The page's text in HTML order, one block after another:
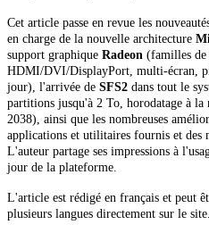
Cet article passe en revue les
en charge de la nouvelle architecture
support graphique Radeon (familles de
HDMI/DVI/DisplayPort, multi-écran,
jour), l'arrivée de SFS2 dans tout le
partitions jusqu'à 2 To, horodatage à la
2038), ainsi que les nombreuses
applications et utilitaires fournis et des
L'auteur partage ses impressions à
jour de la plateforme.
L'article est rédigé en français et peut
plusieurs langues directement sur le site.